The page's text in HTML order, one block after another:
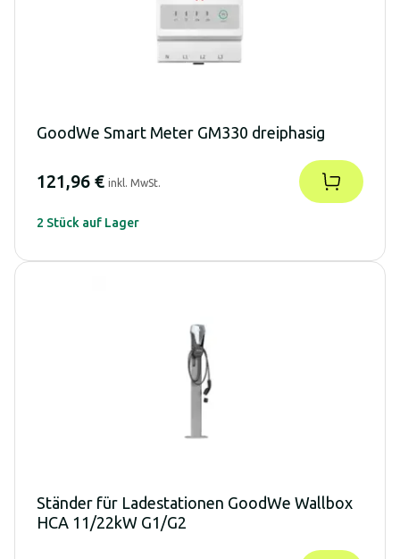
GoodWe Smart Meter GM330 dreiphasig
121,96 € inkl. MwSt.
2 Stück auf Lager
Ständer für Ladestationen GoodWe Wallbox
HCA 11/22kW G1/G2